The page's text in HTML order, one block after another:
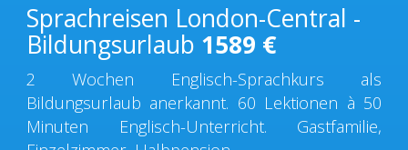
Sprachreisen London-Central -
Bildungsurlaub 1589 €
2 Wochen Englisch-Sprachkurs als
Bildungsurlaub anerkannt. 60 Lektionen à 50
Minuten Englisch-Unterricht. Gastfamilie,